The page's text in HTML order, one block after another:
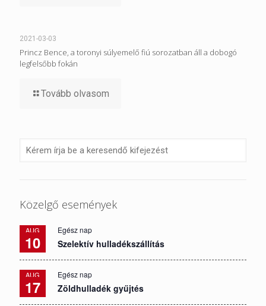
2021-03-03
Princz Bence, a toronyi súlyemelő fiú sorozatban áll a dobogó
legfelsőbb fokán
Tovább olvasom
Közelgő események
AUG
10
Egész nap
Szelektív hulladékszállítás
AUG
17
Egész nap
Zöldhulladék gyűjtés